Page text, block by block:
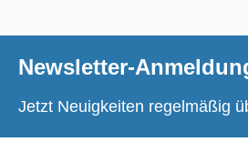
Newsletter-
Jetzt Neuigkeiten regelmäßig